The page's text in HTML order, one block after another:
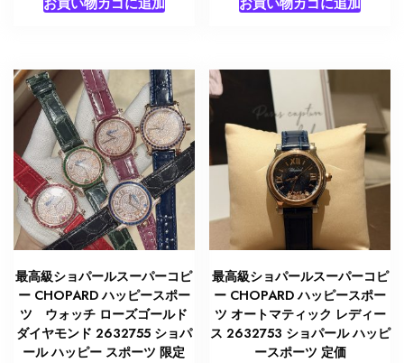
最高級ショパールスーパーコピ
ー CHOPARD ハッピースポー
ツ ウォッチ ローズゴールド
ダイヤモンド 2632755 ショパ
ール ハッピー スポーツ 限定
最高級ショパールスーパーコピ
ー CHOPARD ハッピースポー
ツ オートマティック レディー
ス 2632753 ショパール ハッピ
ースポーツ 定価